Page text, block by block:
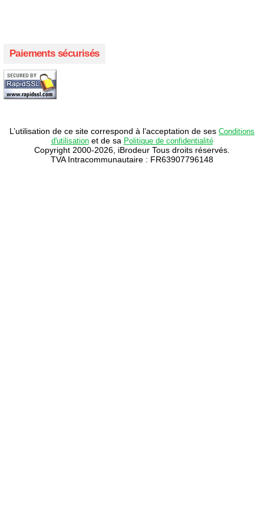
Paiements sécurisés
L’utilisation de ce site correspond à l’acceptation de ses Conditions
d'utilisationet de sa Politique de confidentialité
Copyright 2000-2026, iBrodeur Tous droits réservés.
TVA Intracommunautaire : FR63907796148